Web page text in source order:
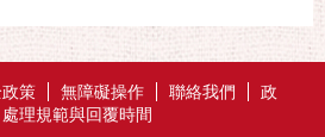
策 無障礙操作 聯絡我們
政
處理規範與回覆時間